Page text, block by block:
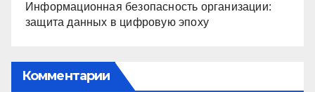
Информационная безопасность организации:
защита данных в цифровую эпоху
Комментарии